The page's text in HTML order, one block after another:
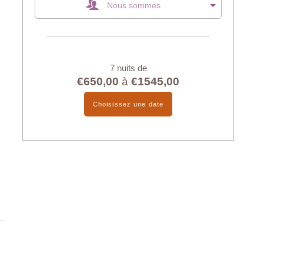
Nous sommes
7 nuits de
€650,00 à €1545,00
Choisissez une date